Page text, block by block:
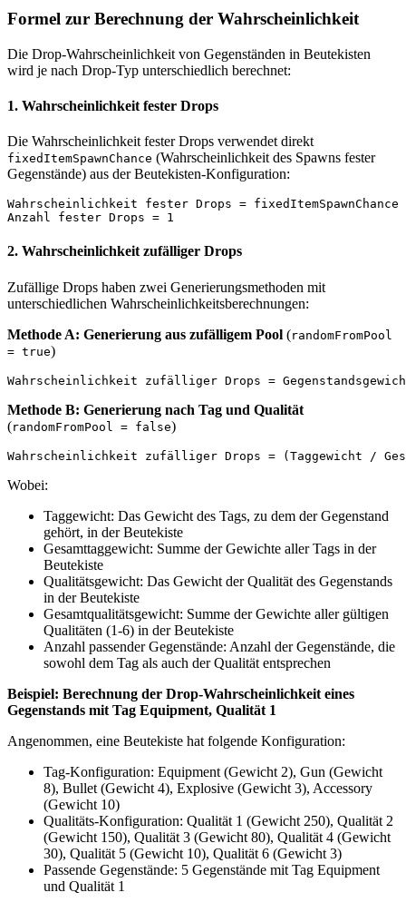
Formel zur Berechnung der Wahrscheinlichkeit
Die Drop-Wahrscheinlichkeit von Gegenständen in Beutekisten
wird je nach Drop-Typ unterschiedlich berechnet:
1. Wahrscheinlichkeit fester Drops
Die Wahrscheinlichkeit fester Drops verwendet direkt
fixedItemSpawnChance (Wahrscheinlichkeit des Spawns fester
Gegenstände) aus der Beutekisten-Konfiguration:
Wahrscheinlichkeit fester Drops = fixedItemSpawnChance
2. Wahrscheinlichkeit zufälliger Drops
Zufällige Drops haben zwei Generierungsmethoden mit
unterschiedlichen Wahrscheinlichkeitsberechnungen:
Methode A: Generierung aus zufälligem Pool (randomFromPool
= true)
Methode B: Generierung nach Tag und Qualität
(randomFromPool = false)
Wobei:
Taggewicht: Das Gewicht des Tags, zu dem der Gegenstand
gehört, in der Beutekiste
Gesamttaggewicht: Summe der Gewichte aller Tags in der
Beutekiste
Qualitätsgewicht: Das Gewicht der Qualität des Gegenstands
in der Beutekiste
Gesamtqualitätsgewicht: Summe der Gewichte aller gültigen
Qualitäten (1-6) in der Beutekiste
Anzahl passender Gegenstände: Anzahl der Gegenstände, die
sowohl dem Tag als auch der Qualität entsprechen
Beispiel: Berechnung der Drop-Wahrscheinlichkeit eines
Gegenstands mit Tag Equipment, Qualität 1
Angenommen, eine Beutekiste hat folgende Konfiguration:
Tag-Konfiguration: Equipment (Gewicht 2), Gun (Gewicht
8), Bullet (Gewicht 4), Explosive (Gewicht 3), Accessory
(Gewicht 10)
Qualitäts-Konfiguration: Qualität 1 (Gewicht 250), Qualität 2
(Gewicht 150), Qualität 3 (Gewicht 80), Qualität 4 (Gewicht
30), Qualität 5 (Gewicht 10), Qualität 6 (Gewicht 3)
Passende Gegenstände: 5 Gegenstände mit Tag Equipment
und Qualität 1